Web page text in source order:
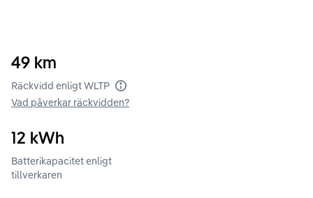
49 km
Räckvidd enligt WLTP
Vad påverkar räckvidden?
12 kWh
Batterikapacitet enligt
tillverkaren